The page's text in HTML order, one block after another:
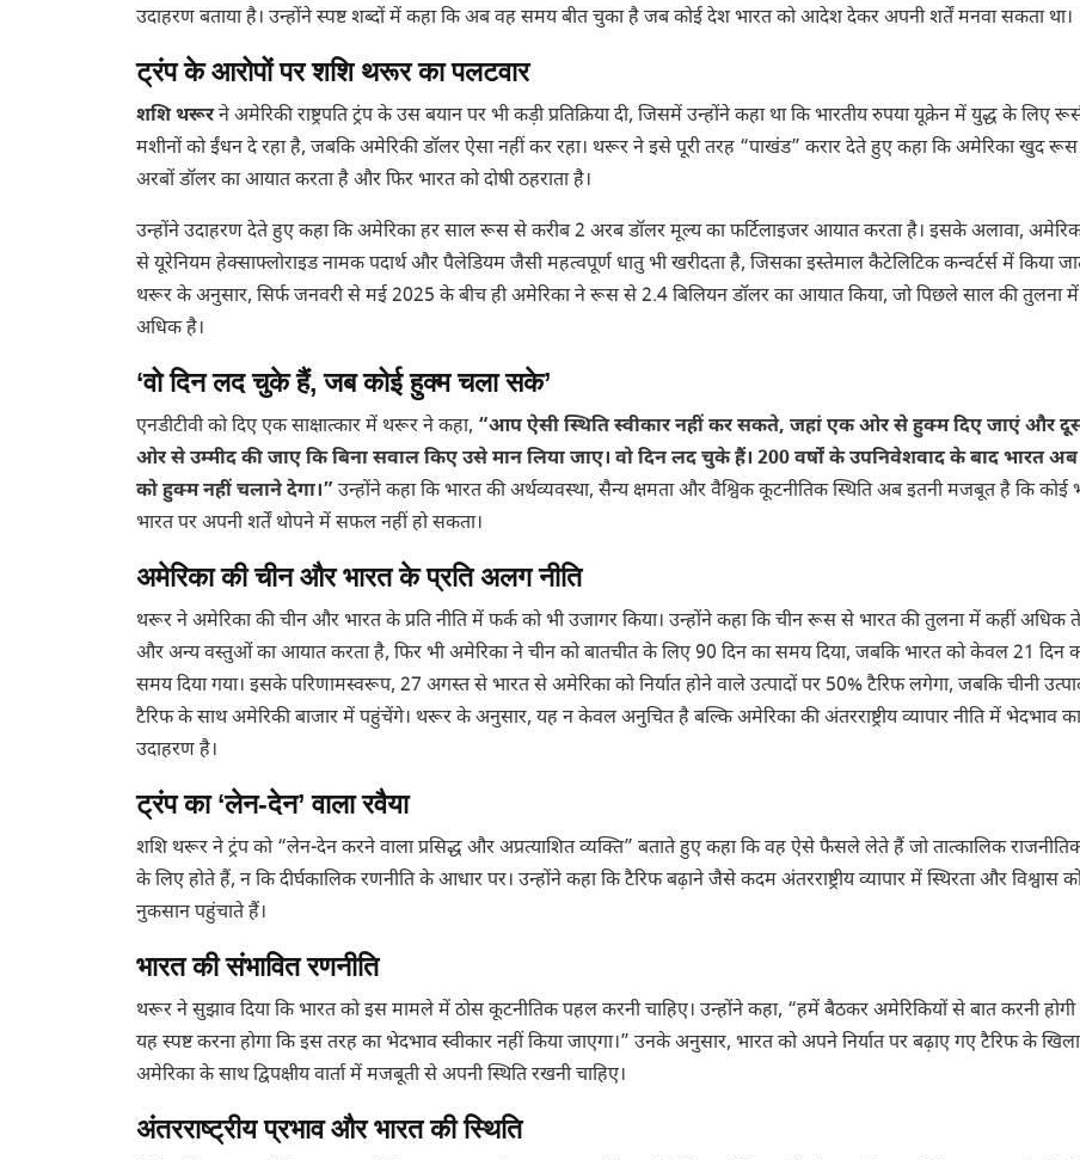
उदाहरण बताया है। उन्होंने स्पष्ट शब्दों में कहा कि अब वह समय बीत चुका है जब कोई देश भारत को आदेश देकर अपनी शर्तें मनवा सकता था।
ट्रंप के आरोपों पर शशि थरूर का पलटवार
शशि थरूरने अमेरिकी राष्ट्रपति ट्रंप के उस बयान पर भी कड़ी प्रतिक्रिया दी, जिसमें उन्होंने कहा था कि भारतीय रुपया यूक्रेन में युद्ध के लिए
मशीनों को ईंधन दे रहा है, जबकि अमेरिकी डॉलर ऐसा नहीं कर रहा। थरूर ने इसे पूरी तरह “पाखंड” करार देते हुए कहा कि अमेरिका खुद
अरबों डॉलर का आयात करता है और फिर भारत को दोषी ठहराता है।
उन्होंने उदाहरण देते हुए कहा कि अमेरिका हर साल रूस से करीब 2 अरब डॉलर मूल्य का फर्टिलाइजर आयात करता है। इसके अलावा,
से यूरेनियम हेक्साफ्लोराइड नामक पदार्थ और पैलेडियम जैसी महत्वपूर्ण धातु भी खरीदता है, जिसका इस्तेमाल कैटेलिटिक कन्वर्टर्स में किया
थरूर के अनुसार, सिर्फ जनवरी से मई 2025 के बीच ही अमेरिका ने रूस से 2.4 बिलियन डॉलर का आयात किया, जो पिछले साल की तुलना
अधिक है।
‘वो दिन लद चुके हैं, जब कोई हुक्म चला सके’
एनडीटीवी को दिए एक साक्षात्कार में थरूर ने कहा, “आप ऐसी स्थिति स्वीकार नहीं कर सकते, जहां एक ओर से हुक्म दिए जाएं और
ओर से उम्मीद की जाए कि बिना सवाल किए उसे मान लिया जाए। वो दिन लद चुके हैं। 200 वर्षों के उपनिवेशवाद के बाद भारत
को हुक्म नहीं चलाने देगा।” उन्होंने कहा कि भारत की अर्थव्यवस्था, सैन्य क्षमता और वैश्विक कूटनीतिक स्थिति अब इतनी मजबूत है कि कोई
भारत पर अपनी शर्तें थोपने में सफल नहीं हो सकता।
अमेरिका की चीन और भारत के प्रति अलग नीति
थरूर ने अमेरिका की चीन और भारत के प्रति नीति में फर्क को भी उजागर किया। उन्होंने कहा कि चीन रूस से भारत की तुलना में कहीं अधिक
और अन्य वस्तुओं का आयात करता है, फिर भी अमेरिका ने चीन को बातचीत के लिए 90 दिन का समय दिया, जबकि भारत को केवल 21 दिन
समय दिया गया। इसके परिणामस्वरूप, 27 अगस्त से भारत से अमेरिका को निर्यात होने वाले उत्पादों पर 50% टैरिफ लगेगा, जबकि चीनी
टैरिफ के साथ अमेरिकी बाजार में पहुंचेंगे। थरूर के अनुसार, यह न केवल अनुचित है बल्कि अमेरिका की अंतरराष्ट्रीय व्यापार नीति में भेदभाव का
उदाहरण है।
ट्रंप का ‘लेन-देन’ वाला रवैया
शशि थरूर ने ट्रंप को “लेन-देन करने वाला प्रसिद्ध और अप्रत्याशित व्यक्ति” बताते हुए कहा कि वह ऐसे फैसले लेते हैं जो तात्कालिक
के लिए होते हैं, न कि दीर्घकालिक रणनीति के आधार पर। उन्होंने कहा कि टैरिफ बढ़ाने जैसे कदम अंतरराष्ट्रीय व्यापार में स्थिरता और विश्वास
नुकसान पहुंचाते हैं।
भारत की संभावित रणनीति
थरूर ने सुझाव दिया कि भारत को इस मामले में ठोस कूटनीतिक पहल करनी चाहिए। उन्होंने कहा, “हमें बैठकर अमेरिकियों से बात करनी
यह स्पष्ट करना होगा कि इस तरह का भेदभाव स्वीकार नहीं किया जाएगा।” उनके अनुसार, भारत को अपने निर्यात पर बढ़ाए गए टैरिफ के
अमेरिका के साथ द्विपक्षीय वार्ता में मजबूती से अपनी स्थिति रखनी चाहिए।
अंतरराष्ट्रीय प्रभाव और भारत की स्थिति